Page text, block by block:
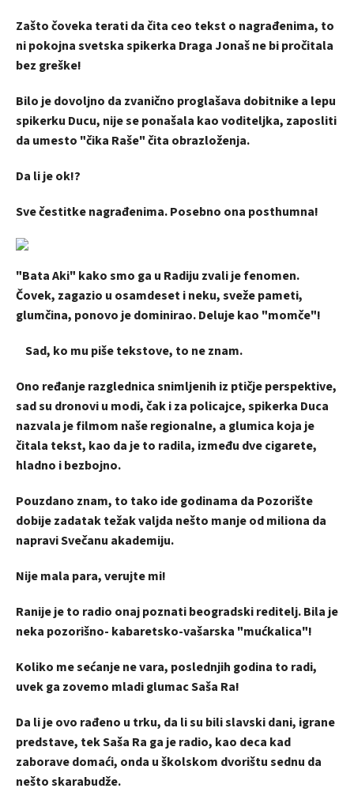
Zašto čoveka terati da čita ceo tekst o nagrađenima, to
ni pokojna svetska spikerka Draga Jonaš ne bi pročitala
bez greške!
Bilo je dovoljno da zvanično proglašava dobitnike a lepu
spikerku Ducu, nije se ponašala kao voditeljka, zaposliti
da umesto "čika Raše" čita obrazloženja.
Da li je ok!?
Sve čestitke nagrađenima. Posebno ona posthumna!
"Bata Aki" kako smo ga u Radiju zvali je fenomen.
Čovek, zagazio u osamdeset i neku, sveže pameti,
glumčina, ponovo je dominirao. Deluje kao "momče"!
Sad, ko mu piše tekstove, to ne znam.
Ono ređanje razglednica snimljenih iz ptičje perspektive,
sad su dronovi u modi, čak i za policajce, spikerka Duca
nazvala je filmom naše regionalne, a glumica koja je
čitala tekst, kao da je to radila, između dve cigarete,
hladno i bezbojno.
Pouzdano znam, to tako ide godinama da Pozorište
dobije zadatak težak valjda nešto manje od miliona da
napravi Svečanu akademiju.
Nije mala para, verujte mi!
Ranije je to radio onaj poznati beogradski reditelj. Bila je
neka pozorišno- kabaretsko-vašarska "mućkalica"!
Koliko me sećanje ne vara, poslednjih godina to radi,
uvek ga zovemo mladi glumac Saša Ra!
Da li je ovo rađeno u trku, da li su bili slavski dani, igrane
predstave, tek Saša Ra ga je radio, kao deca kad
zaborave domaći, onda u školskom dvorištu sednu da
nešto skarabudže.